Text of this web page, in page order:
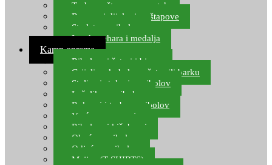
Torbe za štapove – match
Rezervni dijelovi za štapove
Starlete za ribolov
Izrada pehara i medalja
Kamp oprema
Ribolovni šatori i bivvy
Grijalice, kuhala za šator ili barku
Stolice i stolovi za ribolov
Ležaljke za ribolov
Ruksaci i torbe za ribolov
Vreće za spavanje
Ribolovni kišobrani
Obuća za ribolov
Odjeća za ribolov
Majice (T-SHIRTS)